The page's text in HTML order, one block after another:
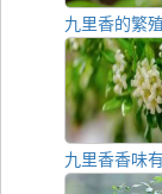
九里香的繁
九里香香味